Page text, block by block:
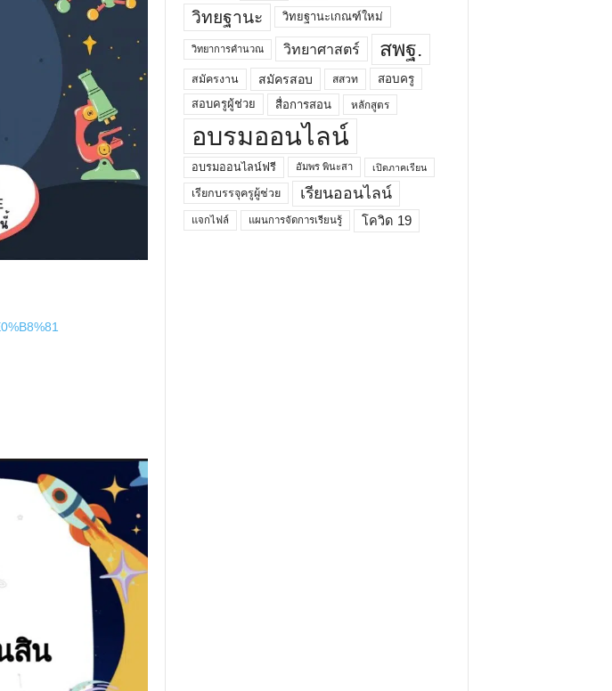
วิทยฐานะ วิทยฐานะเกณฑ์ใหม่
วิทยาการคำนวณ วิทยาศาสตร์ สพฐ.
สมัครงาน สมัครสอบ สสวท
สอบครู
สอบครูผู้ช่วย
สื่อการสอน หลักสูตร
อบรมออนไลน์
อบรมออนไลน์ฟรี อัมพร พินะสา เปิดภาคเรียน
เรียกบรรจุครูผู้ช่วย เรียนออนไลน์
แจกไฟล์ แผนการจัดการเรียนรู้ โควิด 19